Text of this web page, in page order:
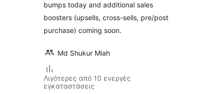
bumps today and additional sales
boosters (upsells, cross-sells, pre/post
purchase) coming soon.
Md Shukur Miah
Λιγότερες από 10 ενεργές
εγκαταστάσεις